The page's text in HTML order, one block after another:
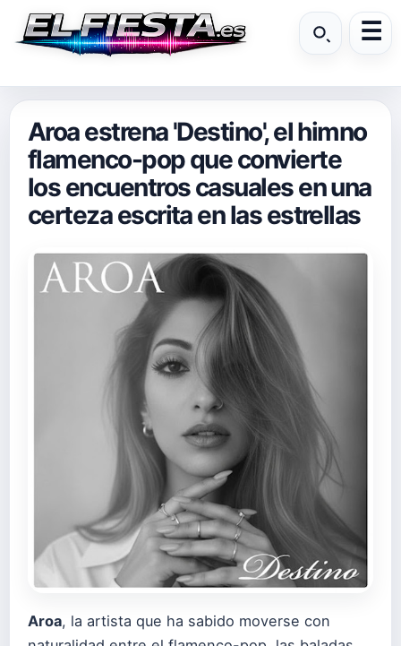
Aroa estrena 'Destino', el himno
flamenco-pop que convierte
los encuentros casuales en una
certeza escrita en las estrellas
Aroa, la artista que ha sabido moverse con